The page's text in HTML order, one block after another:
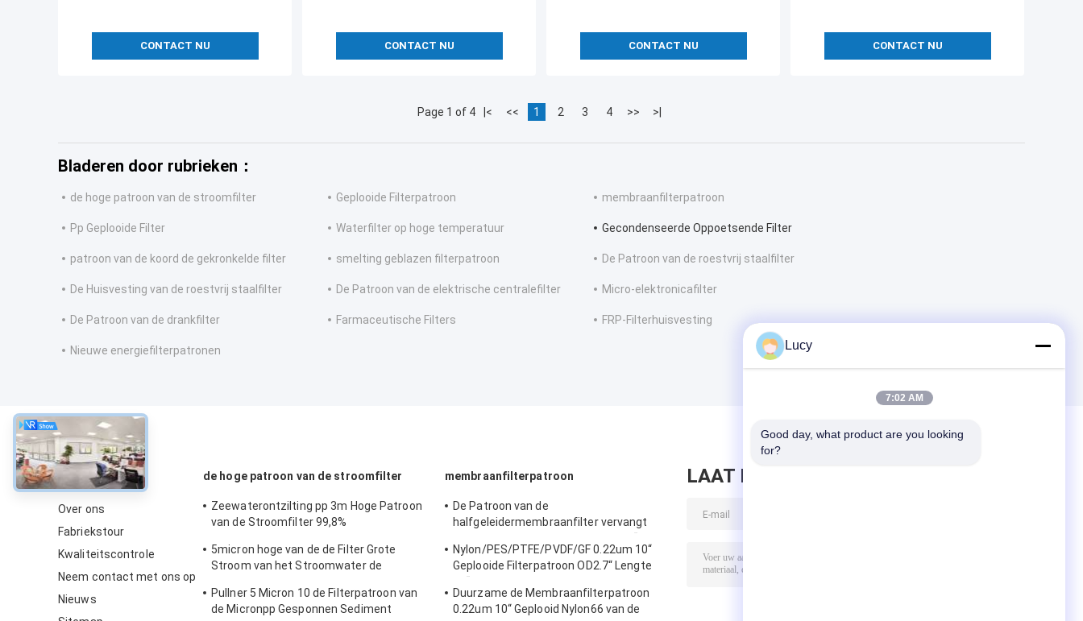
CONTACT NU CONTACT NU CONTACT NU CONTACT NU
Page 1 of 4 |< << 1 2 3 4 >> >|
Bladeren door rubrieken：
de hoge patroon van de stroomfilter Geplooide Filterpatroon membraanfilterpatroon
Pp Geplooide Filter Waterfilter op hoge temperatuur Gecondenseerde Oppoetsende Filter
patroon van de koord de gekronkelde filter smelting geblazen filterpatroon De Patroon van de roestvrij staalfilter
De Huisvesting van de roestvrij staalfilter De Patroon van de elektrische centralefilter Micro-elektronicafilter
De Patroon van de drankfilter Farmaceutische Filters FRP-Filterhuisvesting
Nieuwe energiefilterpatronen
Over
Over ons
Fabriekstour
Kwaliteitscontrole
Neem contact met ons op
Nieuws
de hoge patroon van de stroomfilter
Zeewaterontzilting pp 3m Hoge Patroon
van de Stroomfilter 99,8%
5micron hoge van de de Filter Grote
Stroom van het Stroomwater de
Ontziltingsinstallatie
Pullner 5 Micron 10 de Filterpatroon van
de Micronpp Gesponnen Sediment
membraanfilterpatroon
De Patroon van de
halfgeleidermembraanfilter vervangt
Nylon/PES/PTFE/PVDF/GF 0.22um 10“
Geplooide Filterpatroon OD2.7“ Lengte
Duurzame de Membraanfilterpatroon
0.22um 10“ Geplooid Nylon66 van de
LAAT BERICHT ACHTER
Lucy
7:02 AM
Good day, what product are you looking
for?